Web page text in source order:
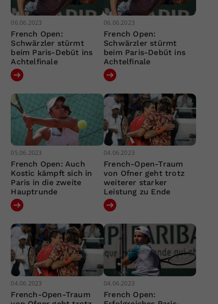
06.06.2023
French Open:
Schwärzler stürmt
beim Paris-Debüt ins
Achtelfinale
06.06.2023
French Open:
Schwärzler stürmt
beim Paris-Debüt ins
Achtelfinale
05.06.2023
French Open: Auch
Kostic kämpft sich in
Paris in die zweite
Hauptrunde
04.06.2023
French-Open-Traum
von Ofner geht trotz
weiterer starker
Leistung zu Ende
04.06.2023
French-Open-Traum
04.06.2023
French Open: